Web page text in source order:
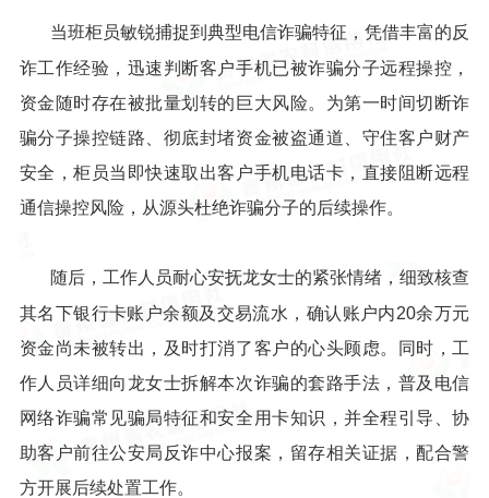
当班柜员敏锐捕捉到典型电信诈骗特征，凭借丰富的反
诈工作经验，迅速判断客户手机已被诈骗分子远程操控，
资金随时存在被批量划转的巨大风险。为第一时间切断诈
骗分子操控链路、彻底封堵资金被盗通道、守住客户财产
安全，柜员当即快速取出客户手机电话卡，直接阻断远程
通信操控风险，从源头杜绝诈骗分子的后续操作。
随后，工作人员耐心安抚龙女士的紧张情绪，细致核查
其名下银行卡账户余额及交易流水，确认账户内20余万元
资金尚未被转出，及时打消了客户的心头顾虑。同时，工
作人员详细向龙女士拆解本次诈骗的套路手法，普及电信
网络诈骗常见骗局特征和安全用卡知识，并全程引导、协
助客户前往公安局反诈中心报案，留存相关证据，配合警
方开展后续处置工作。